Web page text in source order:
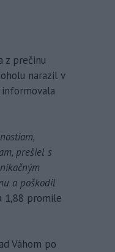
z prečinu
narazil v
prešiel s
a poškodil
1,88 promile
Váhom po